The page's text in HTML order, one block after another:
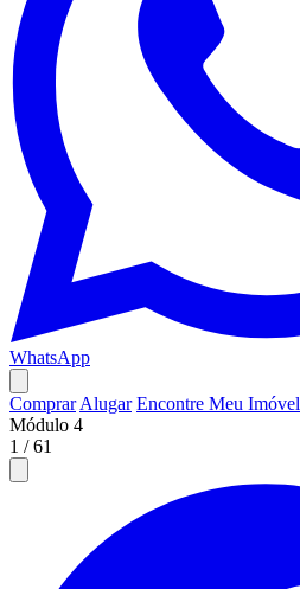
WhatsApp
Comprar Alugar Encontre Meu Imóvel
Módulo 4
1 /61